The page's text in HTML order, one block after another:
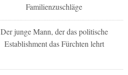
Familienzuschläge
Der junge Mann, der das politische
Establishment das Fürchten lehrt